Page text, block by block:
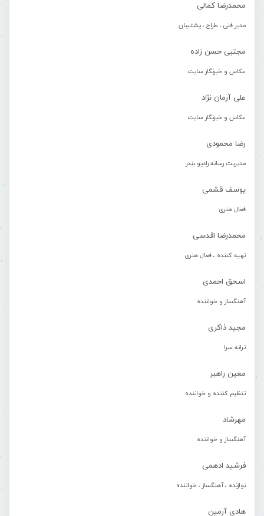
محمدرضا کمالی
مدیر فنی ، طراح ، پشتیبان
مجتبی حسن زاده
عکاس و خبرنگار سایت
علی آرمان نژاد
عکاس و خبرنگار سایت
رضا محمودی
مدیریت رسانه رادیو بندر
یوسف قشمی
فعال هنری
محمدرضا اقدسی
تهیه کننده ، فعال هنری
اسحق احمدی
آهنگساز و خواننده
مجید ذاکری
ترانه سرا
معین راهبر
تنظیم کننده و خواننده
مهرشاد
آهنگساز و خواننده
فرشید ادهمی
نوازنده ، آهنگساز ، خواننده
هادی آرمین